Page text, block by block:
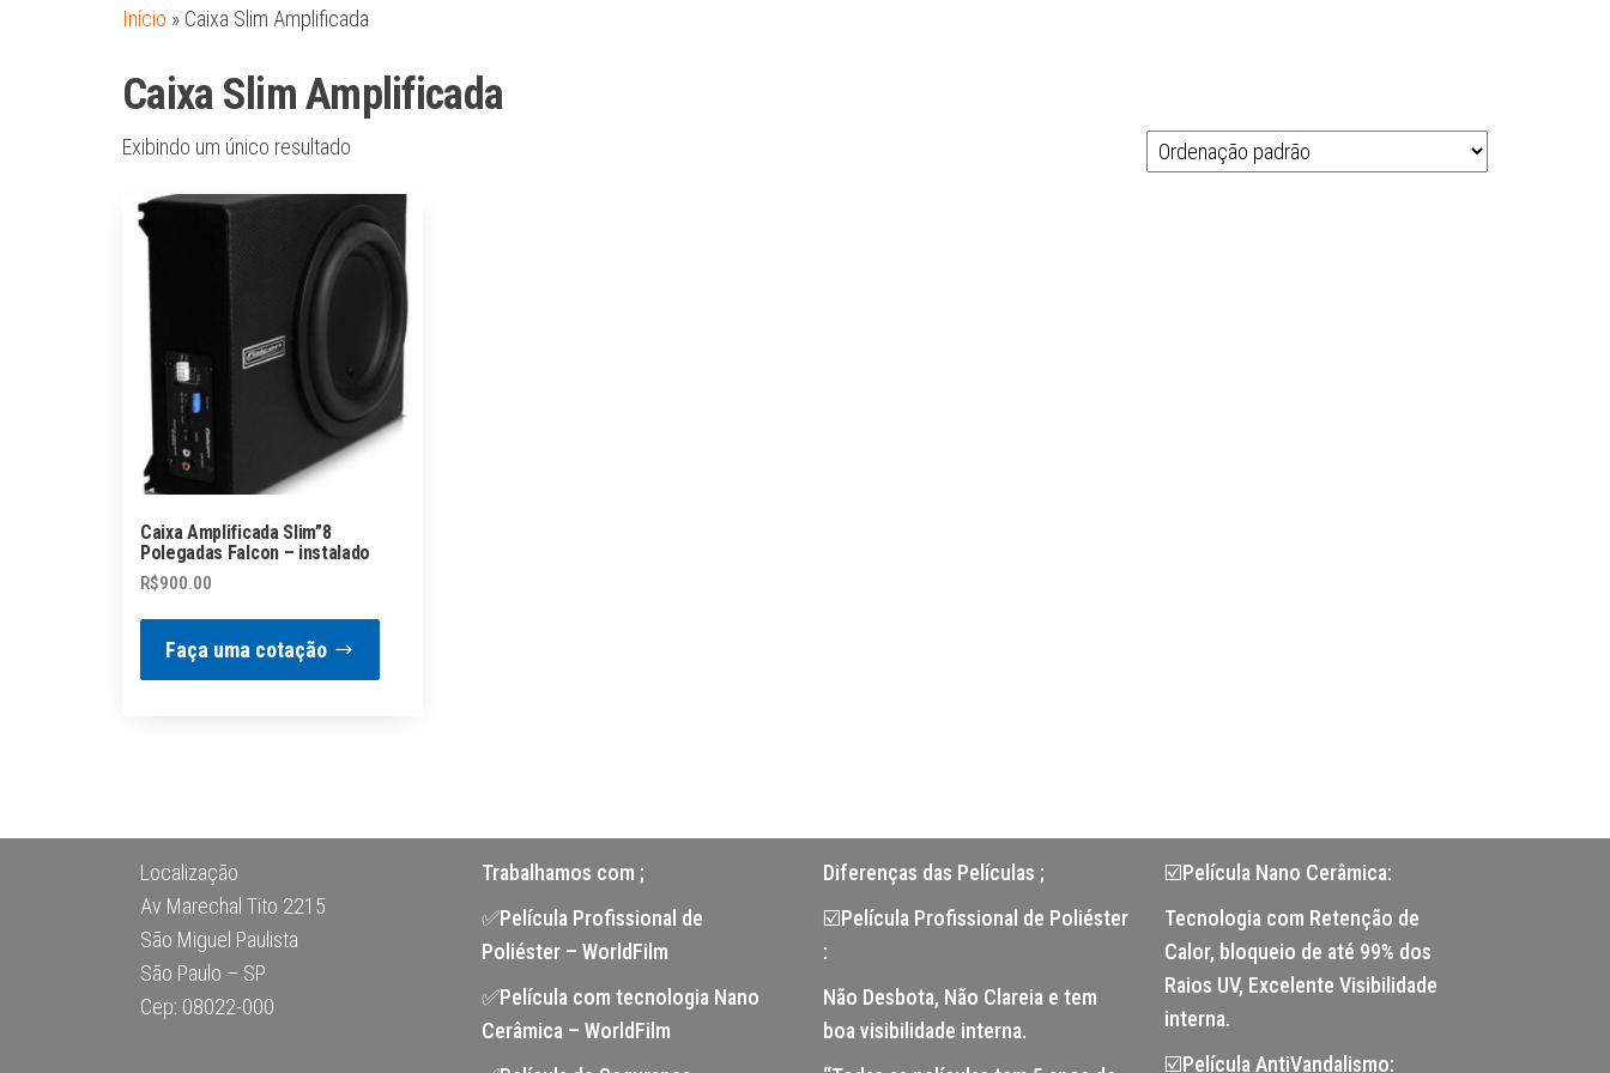
Início » Caixa Slim Amplificada
Caixa Slim Amplificada
Exibindo um único resultado
Caixa Amplificada Slim”8
Polegadas Falcon – instalado
R$900.00
Faça uma cotação
Localização
Av Marechal Tito 2215
São Miguel Paulista
São Paulo – SP
Cep: 08022-000
Trabalhamos com ;
✅Película Profissional de
Poliéster – WorldFilm
✅Película com tecnologia Nano
Cerâmica – WorldFilm
Diferenças das Películas ;
☑️Película Profissional de Poliéster
:
Não Desbota, Não Clareia e tem
boa visibilidade interna.
☑️Película Nano Cerâmica:
Tecnologia com Retenção de
Calor, bloqueio de até 99% dos
Raios UV, Excelente Visibilidade
interna.
☑️Película AntiVandalismo: